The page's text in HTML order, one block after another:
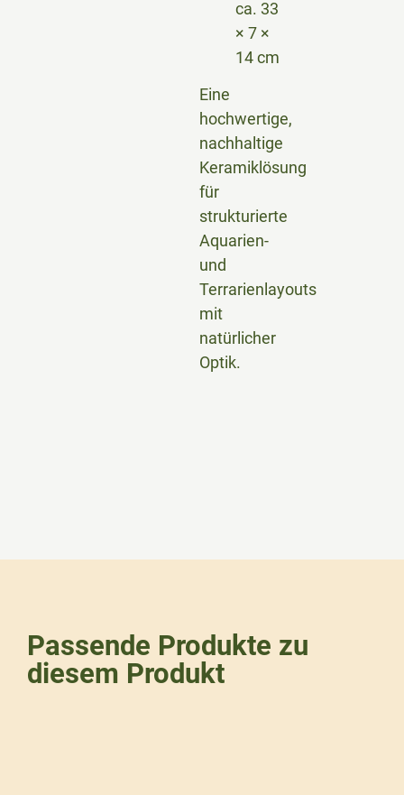
ca. 33
× 7 ×
14 cm
Eine
hochwertige,
nachhaltige
Keramiklösung
für
strukturierte
Aquarien-
und
Terrarienlayouts
mit
natürlicher
Optik.
Passende Produkte zu
diesem Produkt